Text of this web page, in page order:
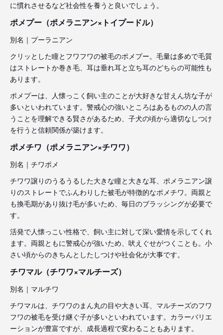
に慣れさせるなど社会性を養うと良いでしょう。
ポメプー（ポメラニアン×トイプードル）
別名｜プーラニアン
クリッとした瞳とフワフワの被毛のポメプー。毛量は多めで毛質
はストレートか巻き毛、耳は垂れ耳と立ち耳のどちらの可能性も
あります。
ポメプーは、人懐っこく飼い主のことが大好きな甘えん坊な子が
多いといわれています。警戒心の強いところはあるものの人の言
うことを理解できる賢さがあるため、子犬の頃から適切なしつけ
を行うと信頼関係が築けます。
ポメチワ（ポメラニアン×チワワ）
別名｜チワポメ
チワワ譲りのうるうるした大きな瞳と大きな耳、ポメラニアン譲
りのストレートでふんわりした被毛が特徴的なポメチワ。両親と
も換毛期があり抜け毛が多いため、毎日のブラッシングが必要で
す。
活発で人懐っこい性格で、飼い主に対して深い愛情を示してくれ
ます。両親ともに警戒心が強いため、吠えぐせがつくことも。小
さい頃からのきちんとしたしつけや社会化が大事です。
チワマル（チワワ×マルチーズ）
別名｜マルチワ
チワマルは、チワワのまん丸の目や大きい耳、マルチーズのフワ
フワの被毛を受け継ぐ子が多いといわれています。カラーバリエ
ーションが豊富ですが、成長過程で変わることもあります。